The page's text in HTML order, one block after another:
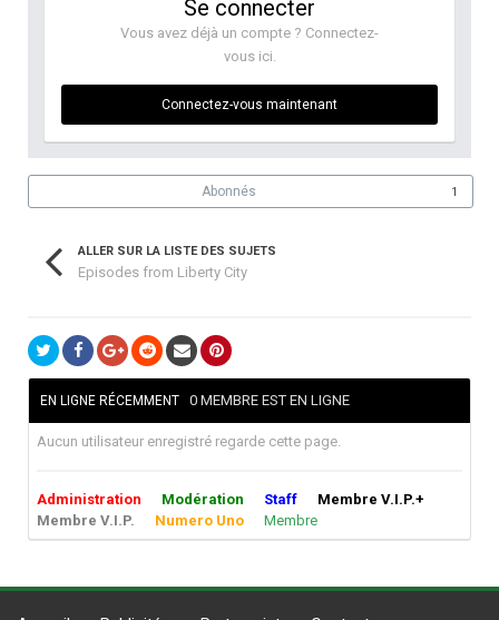
Se connecter
Vous avez déjà un compte ? Connectez-
vous ici.
Connectez-vous maintenant
Abonnés 1
ALLER SUR LA LISTE DES SUJETS
Episodes from Liberty City
EN LIGNE RÉCEMMENT 0 MEMBRE EST EN LIGNE
Aucun utilisateur enregistré regarde cette page.
Administration Modération Staff
Membre V.I.P.+
Membre V.I.P.
Numero Uno Membre